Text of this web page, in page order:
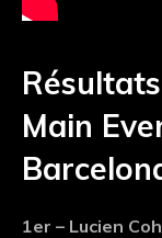
Main
1er – Lucien